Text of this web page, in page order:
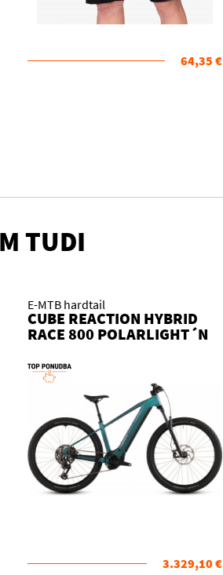
64,35 €
TUDI
E-MTB hardtail
CUBE REACTION HYBRID
RACE 800 POLARLIGHT´N
3.329,10 €